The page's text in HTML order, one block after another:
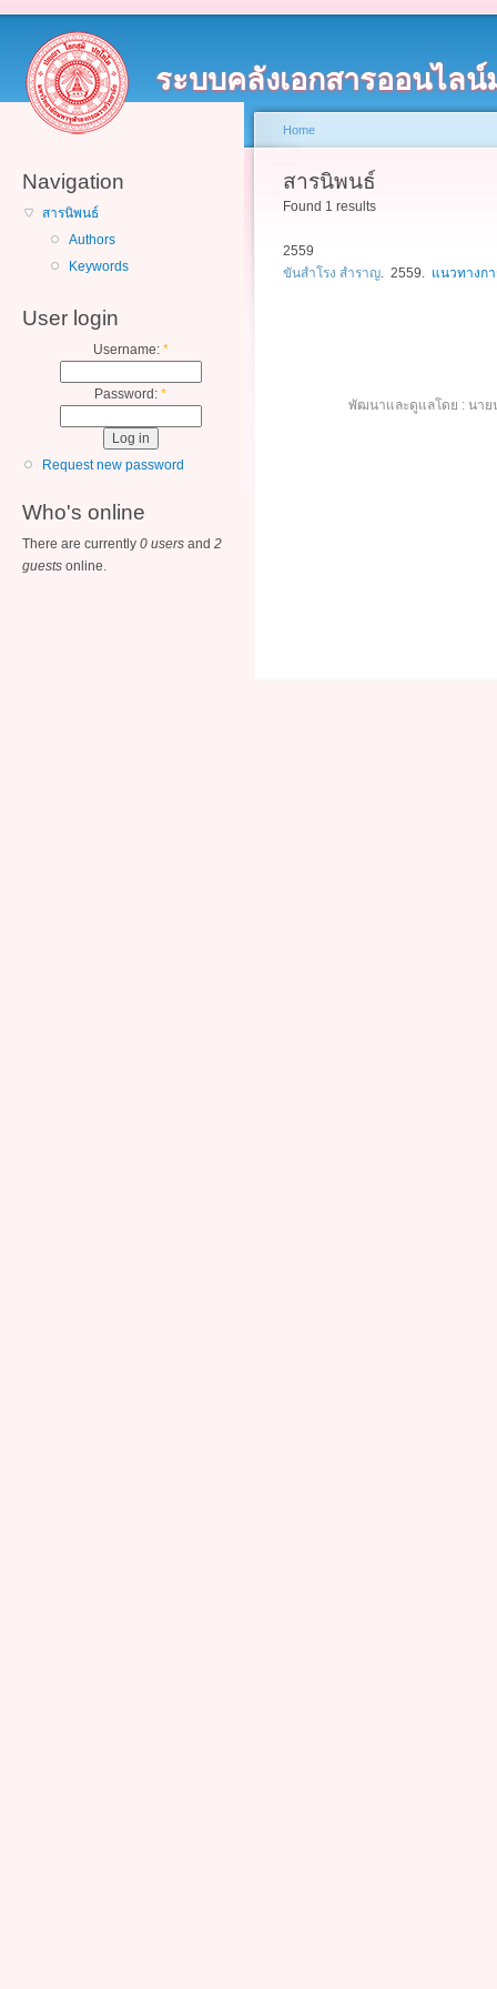
ระบบคลังเอกสารออนไล
Navigation
สารนิพนธ์
Authors
Keywords
User login
Username: *
Password: *
Request new password
Who's online
There are currently 0 users and 2
guests online.
Home
สารนิพนธ์
Found 1 results
2559
ขันสำโรง สำราญ. 2559. แนวทางก
พัฒนาและดูแลโดย : นาย